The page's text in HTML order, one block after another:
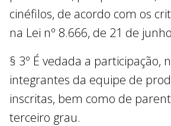
cinéfilos, de acordo com os
na Lei nº 8.666, de 21 de
§ 3º É vedada a participação,
integrantes da equipe de
inscritas, bem como de
terceiro grau.